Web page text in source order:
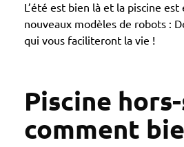
L’été est bien là et la piscine
nouveaux modèles de robots :
qui vous faciliteront la vie !
Piscine
comment